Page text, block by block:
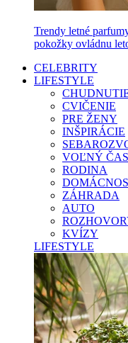
Trendy letné
pokožky ovládnu
CELEBRITY
LIFESTYLE
CVIČENIE
PRE ŽENY
INŠPIRÁCIE
VOĽNÝ ČAS
RODINA
ZÁHRADA
AUTO
KVÍZY
LIFESTYLE